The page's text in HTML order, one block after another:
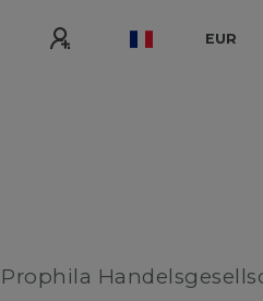
EUR
Prophila